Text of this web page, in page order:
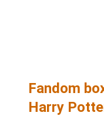
Fandom
Harry